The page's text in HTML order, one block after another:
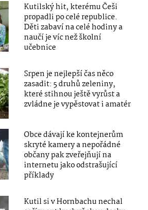
Kutilský hit, kterému Češi
propadli po celé republice.
Děti zabaví na celé hodiny a
naučí je víc než školní
učebnice
Srpen je nejlepší čas něco
zasadit: 5 druhů zeleniny,
které stihnou ještě vyrůst a
zvládne je vypěstovat i amatér
Obce dávají ke kontejnerům
skryté kamery a nepořádné
občany pak zveřejňují na
internetu jako odstrašující
příklady
Kutil si v Hornbachu nechal